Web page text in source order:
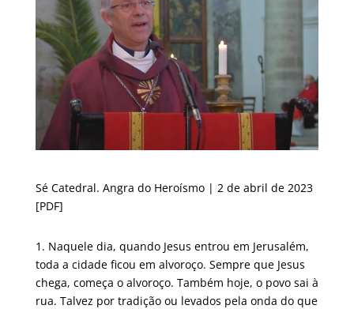
Sé Catedral. Angra do Heroísmo | 2 de abril de 2023
[PDF]
1. Naquele dia, quando Jesus entrou em Jerusalém,
toda a cidade ficou em alvoroço. Sempre que Jesus
chega, começa o alvoroço. Também hoje, o povo sai à
rua. Talvez por tradição ou levados pela onda do que